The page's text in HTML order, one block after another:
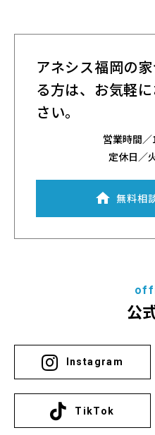
アネシス福岡の
る方は、 お気軽
さい。
営業時間／
定休日／
無料相
公
Instagram
TikTok